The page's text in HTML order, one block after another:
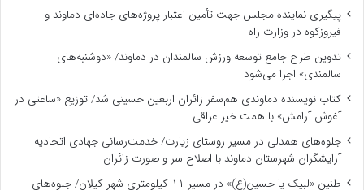
پیگیری نماینده مجلس جهت تأمین اعتبار پروژه‌های جاده‌ای دماوند و
فیروزکوه در وزارت راه
تدوین طرح جامع توسعه ورزش سالمندان در دماوند/ «دوشنبه‌های
سالمندی» اجرا می‌شود
کتاب نویسنده دماوندی هم‌سفر زائران اربعین حسینی شد/ توزیع «ساعتی در
آغوش آرامش» با همت خیر عراقی
جلوه‌های همدلی در مسیر روستای زیارت/ خدمت‌رسانی جهادی اتحادیه
آرایشگران شهرستان دماوند با اصلاح سر و صورت زائران
طنین «لبیک یا حسین(ع)» در مسیر ۱۱ کیلومتری شهر کیلان/ جلوه‌های